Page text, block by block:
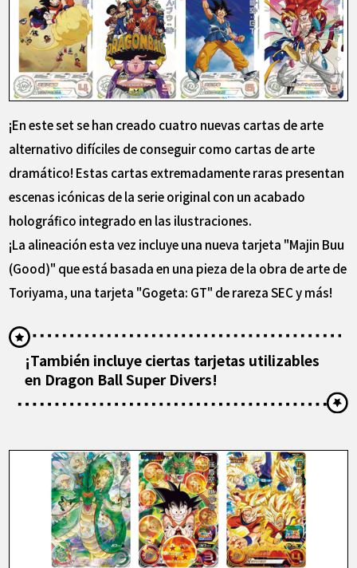
¡En este set se han creado cuatro nuevas cartas de arte
alternativo difíciles de conseguir como cartas de arte
dramático! Estas cartas extremadamente raras presentan
escenas icónicas de la serie original con un acabado
holográfico integrado en las ilustraciones.
¡La alineación esta vez incluye una nueva tarjeta "Majin Buu
(Good)" que está basada en una pieza de la obra de arte de
Toriyama, una tarjeta "Gogeta: GT" de rareza SEC y más!
¡También incluye ciertas tarjetas utilizables
en Dragon Ball Super Divers!